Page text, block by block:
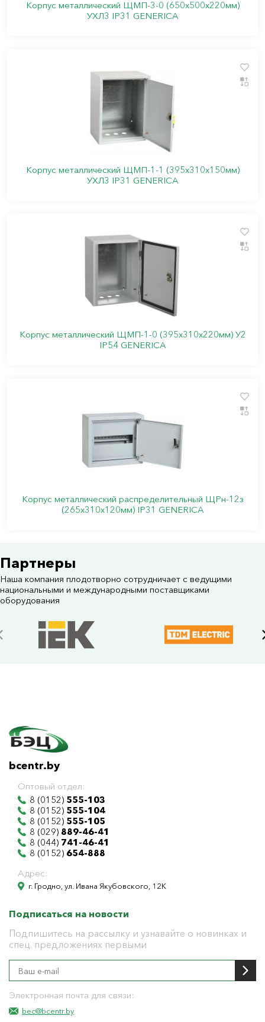
Корпус металлический ЩМП-3-0 (650х500х220мм)
УХЛ3 IP31 GENERICA
Корпус металлический ЩМП-1-1 (395х310х150мм)
УХЛ3 IP31 GENERICA
Корпус металлический ЩМП-1-0 (395х310х220мм) У2
IP54 GENERICA
Корпус металлический распределительный ЩРн-12з
(265х310х120мм) IP31 GENERICA
Партнеры
Наша компания плодотворно сотрудничает с ведущими
национальными и международными поставщиками
оборудования
bcentr.by
Оптовый отдел:
8 (0152) 555-103
8 (0152) 555-104
8 (0152) 555-105
8 (029) 889-46-41
8 (044) 741-46-41
8 (0152) 654-888
Адрес:
г. Гродно, ул. Ивана Якубовского, 12К
Подписаться на новости
Подпишитесь на рассылку и узнавайте о новинках и
спец. предложениях первыми
Электронная почта для связи:
bec@bcentr.by